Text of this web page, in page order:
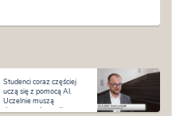
Studenci coraz częściej
uczą się z pomocą AI.
Uczelnie muszą
dostosować sposób